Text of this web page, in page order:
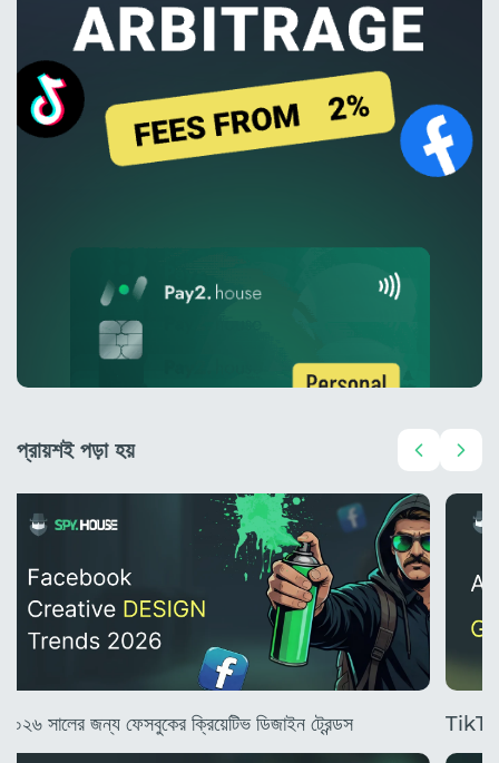
প্রায়শই পড়া হয়
২০২৬ সালের জন্য ফেসবুকের ক্রিয়েটিভ ডিজাইন ট্রেন্ডস